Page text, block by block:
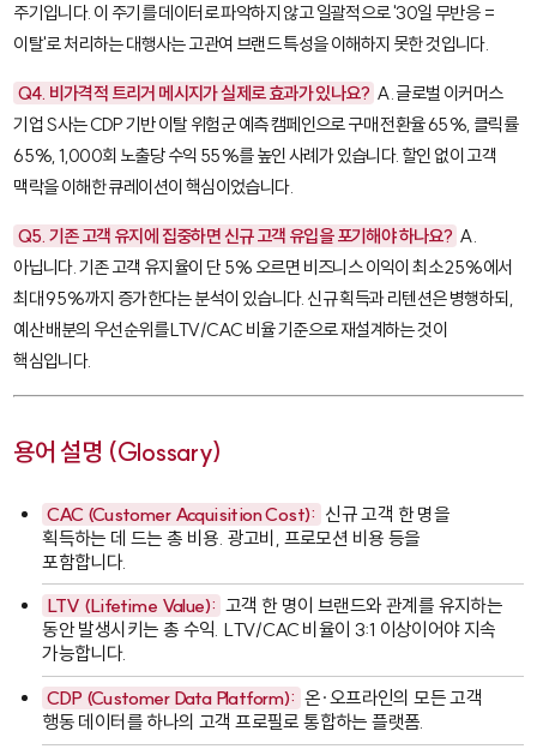
주기입니다. 이 주기를 데이터로 파악하지 않고 일괄적으로 '30일 무반응 =
이탈'로 처리하는 대행사는 고관여 브랜드 특성을 이해하지 못한 것입니다.
Q4. 비가격적 트리거 메시지가 실제로 효과가 있나요? A. 글로벌 이커머스
기업 S사는 CDP 기반 이탈 위험군 예측 캠페인으로 구매 전환율 65%, 클릭률
65%, 1,000회 노출당 수익 55%를 높인 사례가 있습니다. 할인 없이 고객
맥락을 이해한 큐레이션이 핵심이었습니다.
Q5. 기존 고객 유지에 집중하면 신규 고객 유입을 포기해야 하나요? A.
아닙니다. 기존 고객 유지율이 단 5% 오르면 비즈니스 이익이 최소 25%에서
최대 95%까지 증가한다는 분석이 있습니다. 신규 획득과 리텐션은 병행하되,
예산 배분의 우선순위를 LTV/CAC 비율 기준으로 재설계하는 것이
핵심입니다.
용어 설명 (Glossary)
CAC (Customer Acquisition Cost): 신규 고객 한 명을
획득하는 데 드는 총 비용. 광고비, 프로모션 비용 등을
포함합니다.
LTV (Lifetime Value): 고객 한 명이 브랜드와 관계를 유지하는
동안 발생시키는 총 수익. LTV/CAC 비율이 3:1 이상이어야 지속
가능합니다.
CDP (Customer Data Platform): 온·오프라인의 모든 고객
행동 데이터를 하나의 고객 프로필로 통합하는 플랫폼.